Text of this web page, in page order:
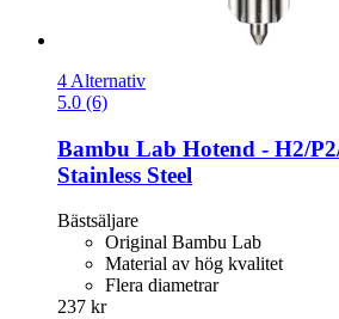
4 Alternativ
5.0 (6)
Bambu Lab Hotend -​ H2/
Stainless Steel
Bästsäljare
Original Bambu Lab
Material av hög kvalitet
Flera diametrar
237 kr